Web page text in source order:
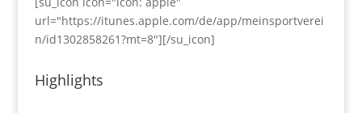
url="https://itunes.apple.com/de/app/meinsportverei
n/id1302858261?mt=8"][/su_icon]
Highlights